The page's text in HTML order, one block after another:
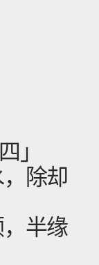
」
除却
半缘